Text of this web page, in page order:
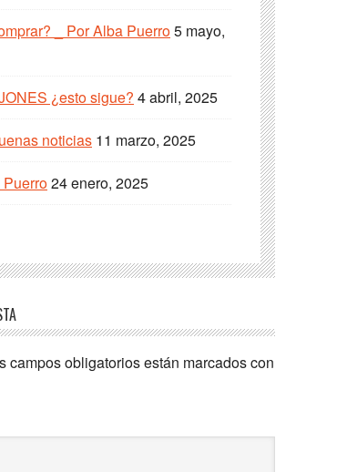
_ Por Alba Puerro5 mayo,
¿esto sigue? 4 abril, 2025
noticias 11 marzo, 2025
24 enero, 2025
campos obligatorios están marcados con